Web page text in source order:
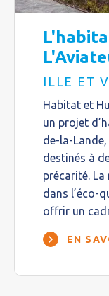
ILLE ET
Habitat et
un projet
de-la-
destinés à
précarité. La
dans l’éco-
offrir un
EN